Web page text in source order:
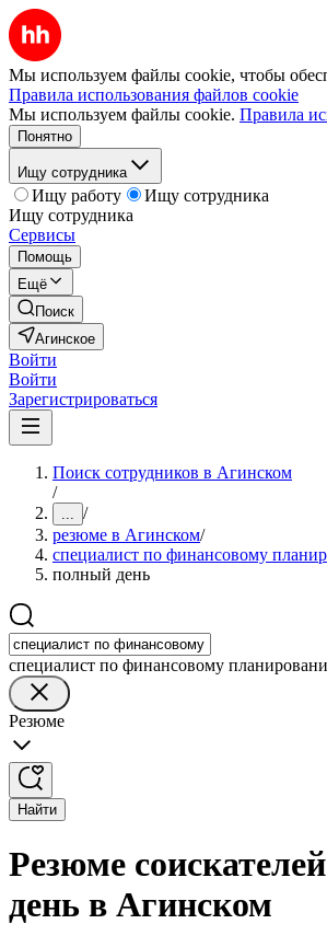
Мы используем файлы cookie, чтобы
Правила использования файлов cookie
Мы используем файлы cookie. Правила
Понятно
Ищу сотрудника
Ищу работу
Ищу сотрудника
Ищу сотрудника
Сервисы
Помощь
Ещё
Поиск
Агинское
Войти
Войти
Зарегистрироваться
Поиск сотрудников в Агинском
/
... /
резюме в Агинском/
специалист по финансовому
полный день
специалист по финансовому
Резюме
Найти
Резюме
день в Агинском